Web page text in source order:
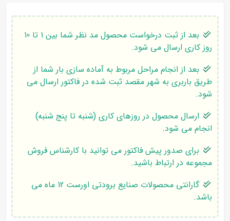
بعد از ثبت درخواست محصول مد نظر شما بین 1 تا 10
روز کاری ارسال می شود.
بعد از انجام مراحل مربوط به آماده سازی بار شما از
طریق باربری به شهر مقصد ثبت شده در فاکتور ارسال می
شود.
ارسال محصول در روزهای کاری (شنبه تا پنج شنبه)
انجام می شود.
برای صدور پیش فاکتور می توانید با کارشناس فروش
مجموعه در ارتباط باشید.
گارانتی محصولات صنایع برودتی اورست 12 ماه می
باشد.